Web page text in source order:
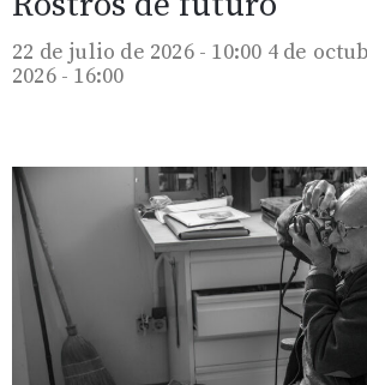
22 de julio de 2026 - 10:00 4 de
2026 - 16:00